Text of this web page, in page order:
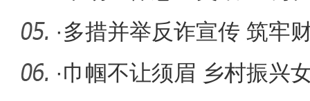
做到的？
·多措并举反诈宣传 筑牢
·巾帼不让须眉 乡村振兴